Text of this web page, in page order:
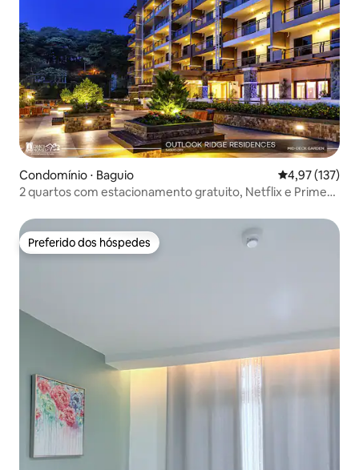
Condomínio ⋅ Baguio 4,97 de uma
4,97 (137)
2 quartos com estacionamento gratuito, Netflix e Prime
Preferido dos hóspedes
Preferido dos hóspedes